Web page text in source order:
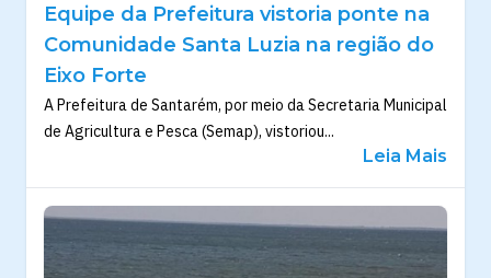
Equipe da Prefeitura vistoria ponte na
Comunidade Santa Luzia na região do
Eixo Forte
A Prefeitura de Santarém, por meio da Secretaria Municipal
de Agricultura e Pesca (Semap), vistoriou...
Leia Mais